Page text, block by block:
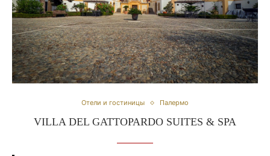
Отели и гостиницы Палермо
VILLA DEL GATTOPARDO SUITES & SPA